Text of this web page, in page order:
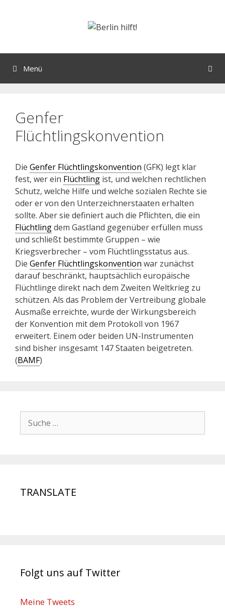
Menü
Genfer
Flüchtlingskonvention
Die Genfer Flüchtlingskonvention (GFK) legt klar
fest, wer ein Flüchtling ist, und welchen rechtlichen
Schutz, welche Hilfe und welche sozialen Rechte sie
oder er von den Unterzeichnerstaaten erhalten
sollte. Aber sie definiert auch die Pflichten, die ein
Flüchtlingdem Gastland gegenüber erfüllen muss
und schließt bestimmte Gruppen – wie
Kriegsverbrecher – vom Flüchtlingsstatus aus.
Die Genfer Flüchtlingskonvention war zunächst
darauf beschränkt, hauptsächlich europäische
Flüchtlinge direkt nach dem Zweiten Weltkrieg zu
schützen. Als das Problem der Vertreibung globale
Ausmaße erreichte, wurde der Wirkungsbereich
der Konvention mit dem Protokoll von 1967
erweitert. Einem oder beiden UN-Instrumenten
sind bisher insgesamt 147 Staaten beigetreten.
(BAMF)
TRANSLATE
Folgt uns auf Twitter
Meine Tweets